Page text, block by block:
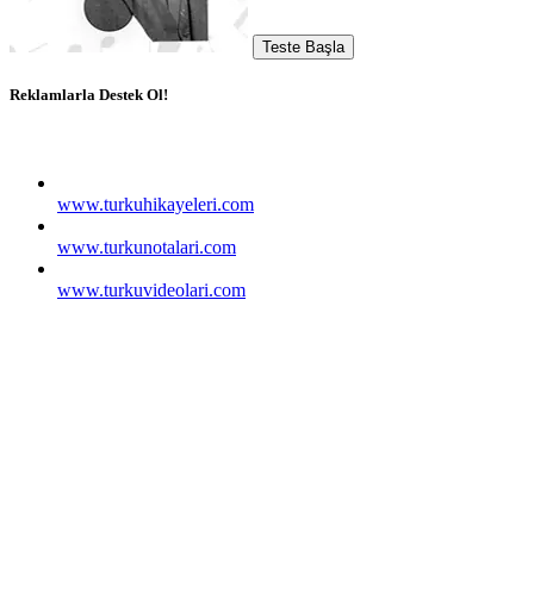
Teste Başla
Reklamlarla Destek Ol!
www.turkuhikayeleri.com
www.turkunotalari.com
www.turkuvideolari.com